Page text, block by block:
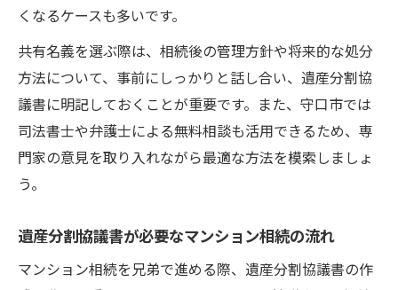
くなるケースも多いです。
共有名義を選ぶ際は、相続後の管理方針や将来的な処分
方法について、事前にしっかりと話し合い、遺産分割協
議書に明記しておくことが重要です。また、守口市では
司法書士や弁護士による無料相談も活用できるため、専
門家の意見を取り入れながら最適な方法を模索しましょ
う。
遺産分割協議書が必要なマンション相続の流れ
マンション相続を兄弟で進める際、遺産分割協議書の作